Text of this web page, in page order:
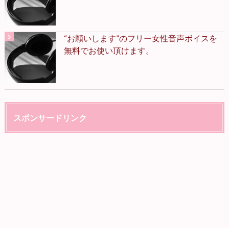
“お願いします”のフリー女性音声ボイスを
無料でお使い頂けます。
スポンサードリンク